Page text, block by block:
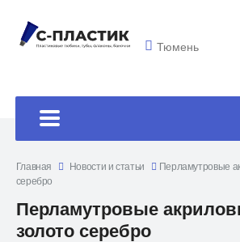
Тюмень
Главная Новости и статьи
Перламутровые
серебро
Перламутровые
золото серебро